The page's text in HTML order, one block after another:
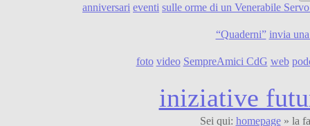
anniversari eventi sulle orme di un Venerabile
“Quaderni” invia
foto video SempreAmici CdG web
iniziative
Sei qui: homepage» la